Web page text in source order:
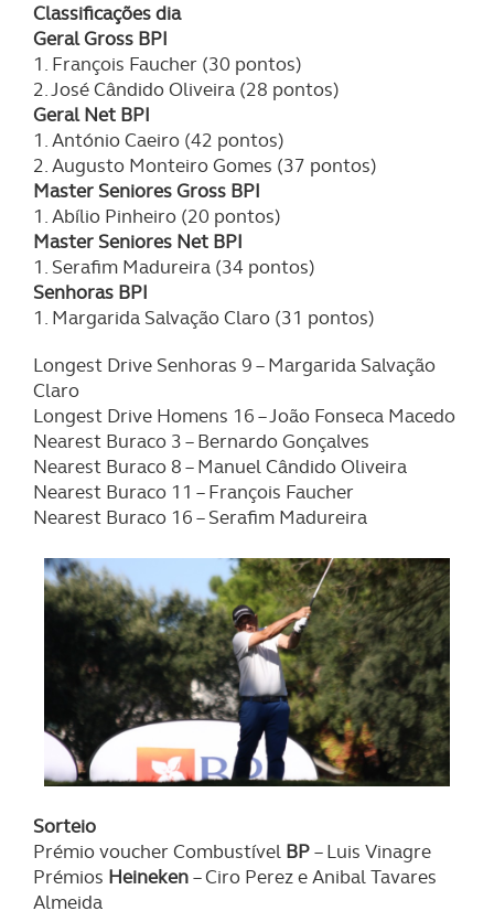
Classificações dia
Geral Gross BPI
1. François Faucher (30 pontos)
2. José Cândido Oliveira (28 pontos)
Geral Net BPI
1. António Caeiro (42 pontos)
2. Augusto Monteiro Gomes (37 pontos)
Master Seniores Gross BPI
1. Abílio Pinheiro (20 pontos)
Master Seniores Net BPI
1. Serafim Madureira (34 pontos)
Senhoras BPI
1. Margarida Salvação Claro (31 pontos)
Longest Drive Senhoras 9 – Margarida Salvação
Claro
Longest Drive Homens 16 – João Fonseca Macedo
Nearest Buraco 3 – Bernardo Gonçalves
Nearest Buraco 8 – Manuel Cândido Oliveira
Nearest Buraco 11 – François Faucher
Nearest Buraco 16 – Serafim Madureira
Sorteio
Prémio voucher Combustível BP– Luis Vinagre
Prémios Heineken– Ciro Perez e Anibal Tavares
Almeida